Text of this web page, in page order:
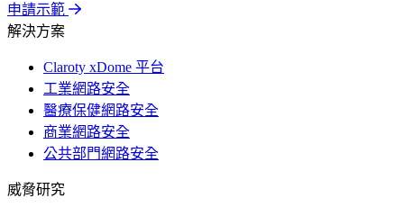
申請示範
解決方案
Claroty xDome 平台
工業網路安全
醫療保健網路安全
商業網路安全
公共部門網路安全
威脅研究